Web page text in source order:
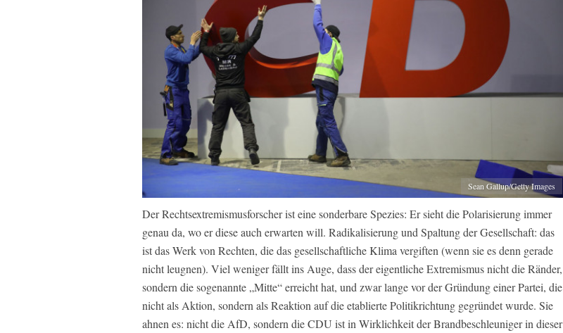
Sean Gallup/Getty Images
Der Rechtsextremismusforscher ist eine sonderbare Spezies: Er sieht die Polarisierung immer
genau da, wo er diese auch erwarten will. Radikalisierung und Spaltung der Gesellschaft: das
ist das Werk von Rechten, die das gesellschaftliche Klima vergiften (wenn sie es denn gerade
nicht leugnen). Viel weniger fällt ins Auge, dass der eigentliche Extremismus nicht die Ränder,
sondern die sogenannte „Mitte“ erreicht hat, und zwar lange vor der Gründung einer Partei, die
nicht als Aktion, sondern als Reaktion auf die etablierte Politikrichtung gegründet wurde. Sie
ahnen es: nicht die AfD, sondern die CDU ist in Wirklichkeit der Brandbeschleuniger in dieser